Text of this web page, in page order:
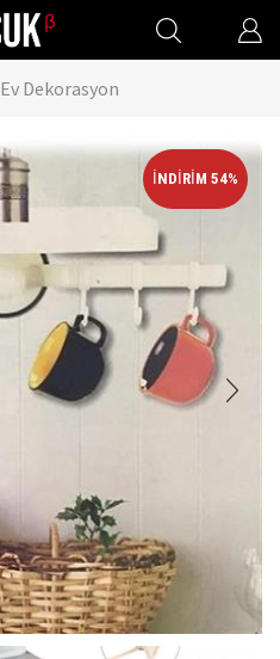
Ev Dekorasyon
İNDIRIM 54%